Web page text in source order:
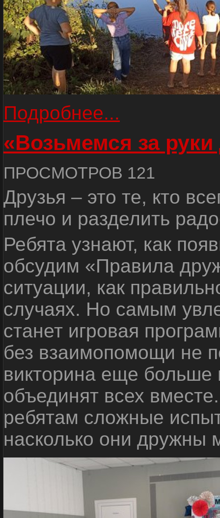
Подробнее...
«Возьмемся за руки
ПРОСМОТРОВ 121
Друзья – это те, кто
плечо и разделить
Ребята узнают, как
обсудим «Правила
ситуации, как
случаях. Но самым
станет игровая
без взаимопомощи не
викторина еще
объединят всех
ребятам сложные
насколько они дружны